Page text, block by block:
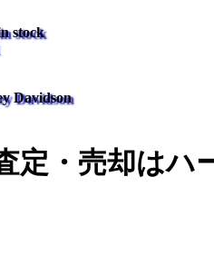
stock
Davidson
定・売却はハ